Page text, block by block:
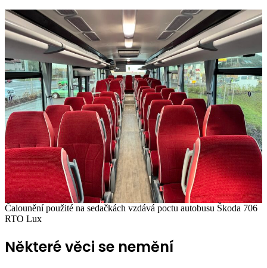
Čalounění použité na sedačkách vzdává poctu autobusu Škoda 706
RTO Lux
Některé věci se nemění